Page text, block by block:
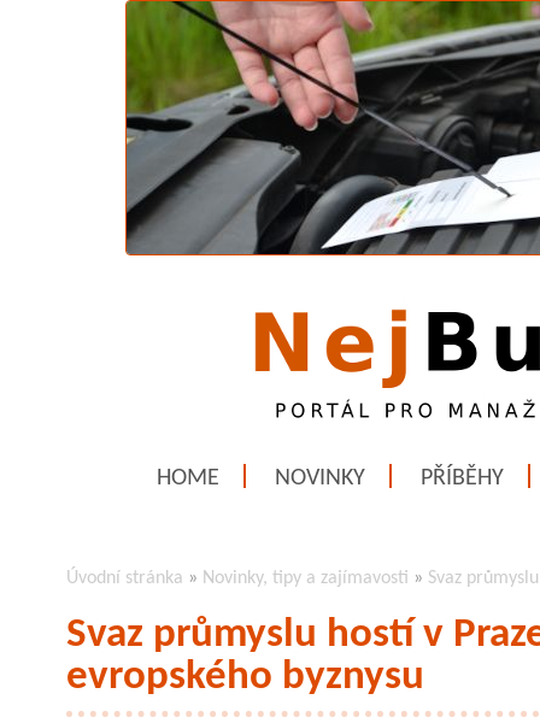
HOME NOVINKY PŘÍBĚHY
Úvodní stránka » Novinky, tipy a zajímavosti » Svaz
Svaz průmyslu hostí v
evropského byznysu